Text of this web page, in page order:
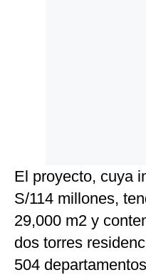
El proyecto, cuya
S/114 millones,
29,000 m2 y
dos torres
504